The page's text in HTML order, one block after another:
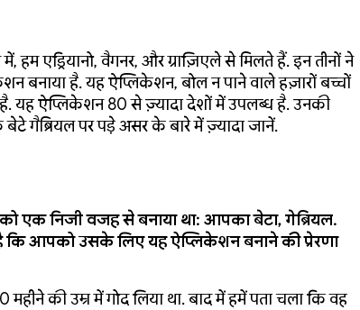
हम एड्रियानो, वैगनर, और ग्राज़िएले से मिलते हैं. इन तीनों ने
बनाया है. यह ऐप्लिकेशन, बोल न पाने वाले हज़ारों बच्चों
यह ऐप्लिकेशन 80 से ज़्यादा देशों में उपलब्ध है. उनकी
गैब्रियल पर पड़े असर के बारे में ज़्यादा जानें.
एक निजी वजह से बनाया था: आपका बेटा, गेब्रियल.
कि आपको उसके लिए यह ऐप्लिकेशन बनाने की प्रेरणा
की उम्र में गोद लिया था. बाद में हमें पता चला कि वह